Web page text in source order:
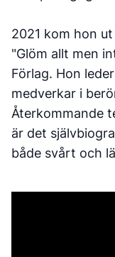
2021 kom hon
"Glöm allt men
Förlag. Hon
medverkar i
Återkommande
är det
både svårt och